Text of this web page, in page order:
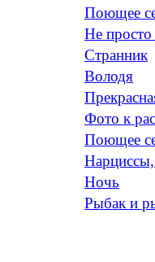
Поющее
Не просто
Странник
Володя
Фото к
Поющее
Ночь
Рыбак и